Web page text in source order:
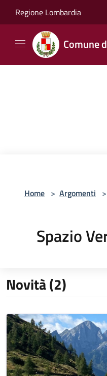
Regione Lombardia
Comune
Home > Argomenti >
Spazio
Novità (2)